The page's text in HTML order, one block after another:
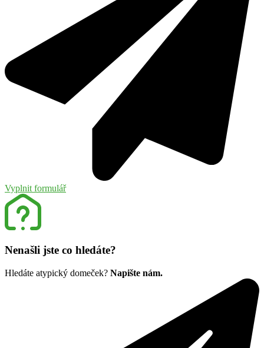
Vyplnit formulář
Nenašli jste co hledáte?
Hledáte atypický domeček? Napište nám.